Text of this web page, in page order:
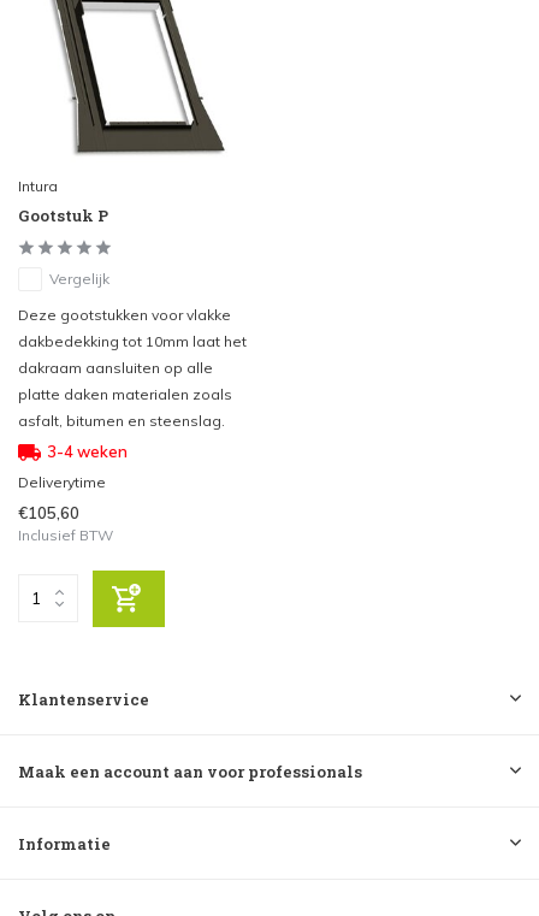
Intura
Gootstuk P
Vergelijk
Deze gootstukken voor vlakke
dakbedekking tot 10mm laat het
dakraam aansluiten op alle
platte daken materialen zoals
asfalt, bitumen en steenslag.
3-4 weken
Deliverytime
€105,60
Inclusief BTW
Klantenservice
Maak een account aan voor professionals
Informatie